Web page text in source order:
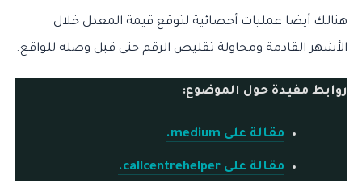
هنالك أيضا عمليات أحصائية لتوقع قيمة المعدل خلال
الأشهر القادمة ومحاولة تقليص الرقم حتى قبل وصله للواقع.
روابط مفيدة حول الموضوع:
مقالة على medium.
مقالة على callcentrehelper.